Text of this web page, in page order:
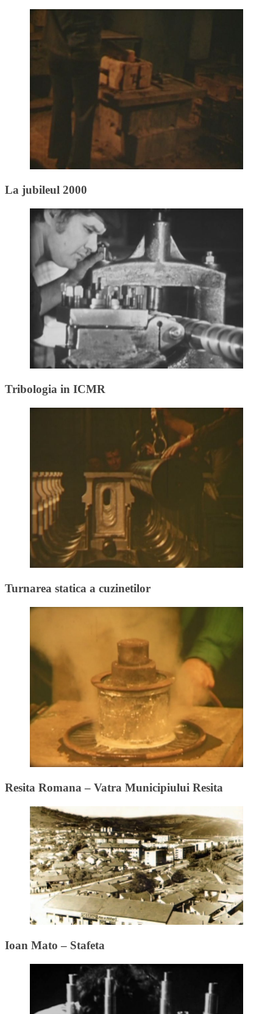
La jubileul 2000
Tribologia in ICMR
Turnarea statica a cuzinetilor
Resita Romana – Vatra Municipiului Resita
Ioan Mato – Stafeta